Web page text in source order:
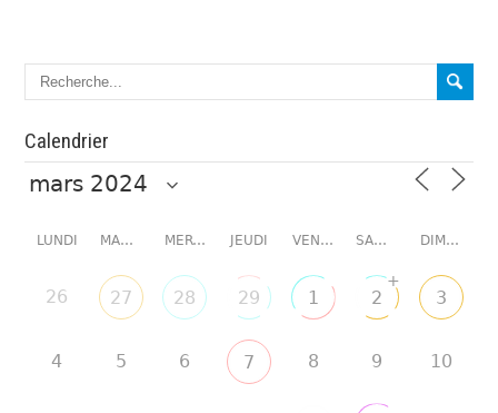
Calendrier
LUNDI MARDI MERCREDI JEUDI VENDREDI SAMEDI DIMANCHE
26 27 28 29 1 2
+
3
4 5 6 7 8 9 10